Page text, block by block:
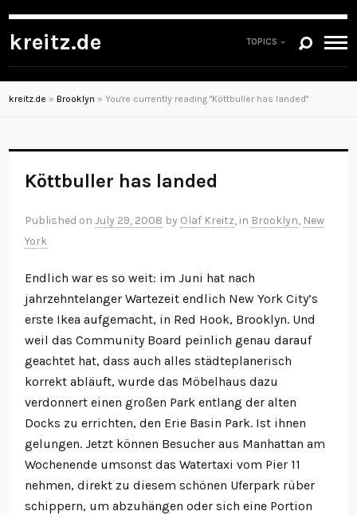
kreitz.de TOPICS
kreitz.de » Brooklyn » You're currently reading "Köttbuller has landed"
Köttbuller has landed
Published onJuly 29, 2008 by Olaf Kreitz, in Brooklyn, New
York
Endlich war es so weit: im Juni hat nach
jahrzehntelanger Wartezeit endlich New York City’s
erste Ikea aufgemacht, in Red Hook, Brooklyn. Und
weil das Community Board peinlich genau darauf
geachtet hat, dass auch alles städteplanerisch
korrekt abläuft, wurde das Möbelhaus dazu
verdonnert einen großen Park entlang der alten
Docks zu errichten, den Erie Basin Park. Ist ihnen
gelungen. Jetzt können Besucher aus Manhattan am
Wochenende umsonst das Watertaxi vom Pier 11
nehmen, direkt zu diesem schönen Uferpark rüber
schippern, um abzuhängen oder sich eine Portion